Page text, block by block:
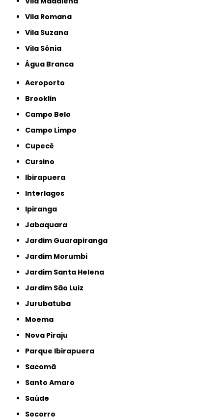
Vila Romana
Vila Suzana
Vila Sônia
Água Branca
Aeroporto
Brooklin
Campo Belo
Campo Limpo
Cupecê
Cursino
Ibirapuera
Interlagos
Ipiranga
Jabaquara
Jardim Guarapiranga
Jardim Morumbi
Jardim Santa Helena
Jardim São Luiz
Jurubatuba
Moema
Nova Piraju
Parque Ibirapuera
Sacomã
Santo Amaro
Saúde
Socorro